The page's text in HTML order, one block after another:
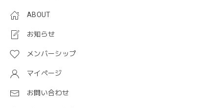
ABOUT
お知らせ
メンバーシップ
マイページ
お問い合わせ